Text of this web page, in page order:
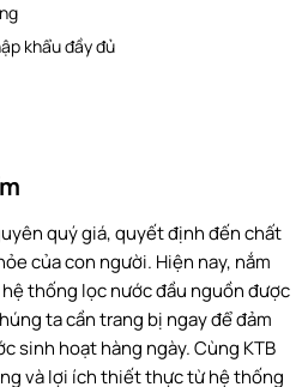
khẩu đầy đủ
quý giá, quyết định đến chất
của con người. Hiện nay, nắm
thống lọc nước đầu nguồn được
ta cần trang bị ngay để đảm
sinh hoạt hàng ngày. Cùng KTB
và lợi ích thiết thực từ hệ thống